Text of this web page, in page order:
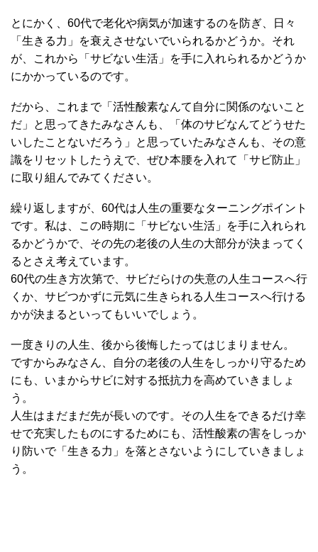
とにかく、60代で老化や病気が加速するのを防ぎ、日々
「生きる力」を衰えさせないでいられるかどうか。それ
が、これから「サビない生活」を手に入れられるかどうか
にかかっているのです。
だから、これまで「活性酸素なんて自分に関係のないこと
だ」と思ってきたみなさんも、「体のサビなんてどうせた
いしたことないだろう」と思っていたみなさんも、その意
識をリセットしたうえで、ぜひ本腰を入れて「サビ防止」
に取り組んでみてください。
繰り返しますが、60代は人生の重要なターニングポイント
です。私は、この時期に「サビない生活」を手に入れられ
るかどうかで、その先の老後の人生の大部分が決まってく
るとさえ考えています。
60代の生き方次第で、サビだらけの失意の人生コースへ行
くか、サビつかずに元気に生きられる人生コースへ行ける
かが決まるといってもいいでしょう。
一度きりの人生、後から後悔したってはじまりません。
ですからみなさん、自分の老後の人生をしっかり守るため
にも、いまからサビに対する抵抗力を高めていきましょ
う。
人生はまだまだ先が長いのです。その人生をできるだけ幸
せで充実したものにするためにも、活性酸素の害をしっか
り防いで「生きる力」を落とさないようにしていきましょ
う。